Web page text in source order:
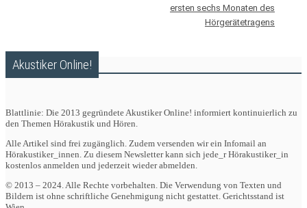
ersten sechs Monaten des
Hörgerätetragens
Akustiker Online!
Blattlinie: Die 2013 gegründete Akustiker Online! informiert kontinuierlich zu
den Themen Hörakustik und Hören.
Alle Artikel sind frei zugänglich. Zudem versenden wir ein Infomail an
Hörakustiker_innen. Zu diesem Newsletter kann sich jede_r Hörakustiker_in
kostenlos anmelden und jederzeit wieder abmelden.
© 2013 – 2024. Alle Rechte vorbehalten. Die Verwendung von Texten und
Bildern ist ohne schriftliche Genehmigung nicht gestattet. Gerichtsstand ist